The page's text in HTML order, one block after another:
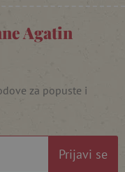
Agatin
za popuste i
Prijavi se
www.agatinsvijet.hr
www.agatinsvijet.hr
.agatinsvijet.hr